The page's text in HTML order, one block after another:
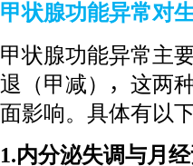
甲状腺功能异常对
甲状腺功能异常主
退（甲减），这两
面影响。具体有以
1.内分泌失调与月